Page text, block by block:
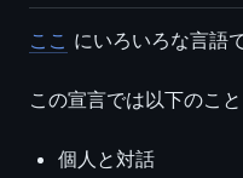
ここ にいろいろな言語
この宣言では以下のこ
個人と対話